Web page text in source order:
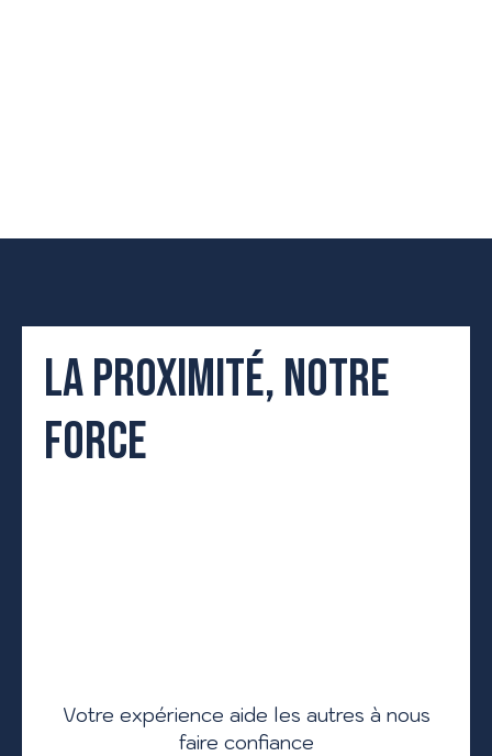
LA PROXIMITÉ, NOTRE
FORCE
Votre expérience aide les autres à nous
faire confiance